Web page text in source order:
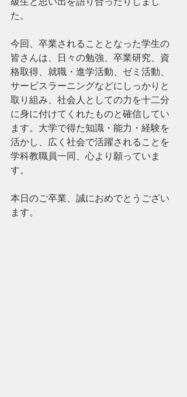
た。
今回、卒業されることとなった学生の
皆さんは、日々の勉強、卒業研究、資
格取得、就職・進学活動、ゼミ活動、
サービスラーニングなどにしっかりと
取り組み、社会人としての力を十二分
に身に付けてくれたものと確信してい
ます。大学で得た知識・能力・経験を
活かし、広く社会で活躍されることを
学科教職員一同、心より願っていま
す。
本日のご卒業、誠におめでとうござい
ます。